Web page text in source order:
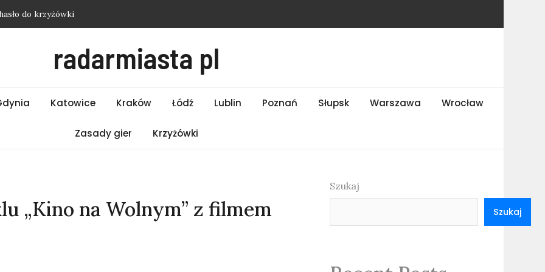
do krzyżówki
Poznań – Piątek 07.08.2026
Warszawa – Piątek 07.08.2026
radarmiasta pl
Katowice Kraków Łódź Lublin Poznań Słupsk Warszawa Wrocław
Zasady gier Krzyżówki
„Kino na Wolnym” z filmem
Szukaj
Szukaj